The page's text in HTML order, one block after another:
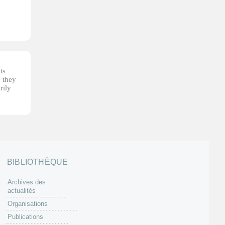
they
BIBLIOTHÈQUE
Archives des
actualités
Organisations
Publications